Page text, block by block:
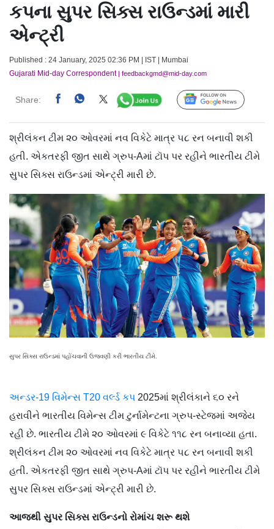
કપના સુપર સિક્સ રાઉન્ડમાં મારી
એન્ટ્રી
Published : 24 January, 2025 02:36 PM | IST | Mumbai
Gujarati Mid-day Correspondent| feedbackgmd@mid-day.com
Share: Follow Us
શ્રીલંકન ટીમ ૨૦ ઓવરમાં નવ વિકેટે માત્ર ૫૮ રન બનાવી શકી
હતી. એકતરફી જીત સાથે ગ્રુપ-Aમાં ટૉપ પર રહીને ભારતીય ટીમે
સુપર સિક્સ રાઉન્ડમાં એન્ટ્રી મારી છે.
સુપર સિક્સ રાઉન્ડમાં પહોંચવાની ઉજવણી કરી ભારતીય ટીમે.
અન્ડર-19 વિમેન્સ T20 વર્લ્ડ કપ 2025માં શ્રીલંકાને ૬૦ રને
હરાવીને ભારતીય વિમેન્સ ટીમ ટુર્નામેન્ટના ગ્રુપ-સ્ટેજમાં અજેય
રહી છે. ભારતીય ટીમે ૨૦ ઓવરમાં ૯ વિકેટે ૧૧૮ રન બનાવ્યા હતા.
શ્રીલંકન ટીમ ૨૦ ઓવરમાં નવ વિકેટે માત્ર ૫૮ રન બનાવી શકી
હતી. એકતરફી જીત સાથે ગ્રુપ-Aમાં ટૉપ પર રહીને ભારતીય ટીમે
સુપર સિક્સ રાઉન્ડમાં એન્ટ્રી મારી છે.
આજથી સુપર સિક્સ રાઉન્ડનો રોમાંચ શરૂ થશે